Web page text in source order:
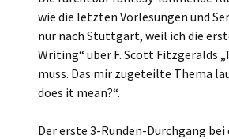
wie die letzten Vorlesungen und
nur nach Stuttgart, weil ich die
Writing“ über F. Scott Fitzgeralds
muss. Das mir zugeteilte Thema
does it mean?“.
Der erste 3-Runden-Durchgang bei